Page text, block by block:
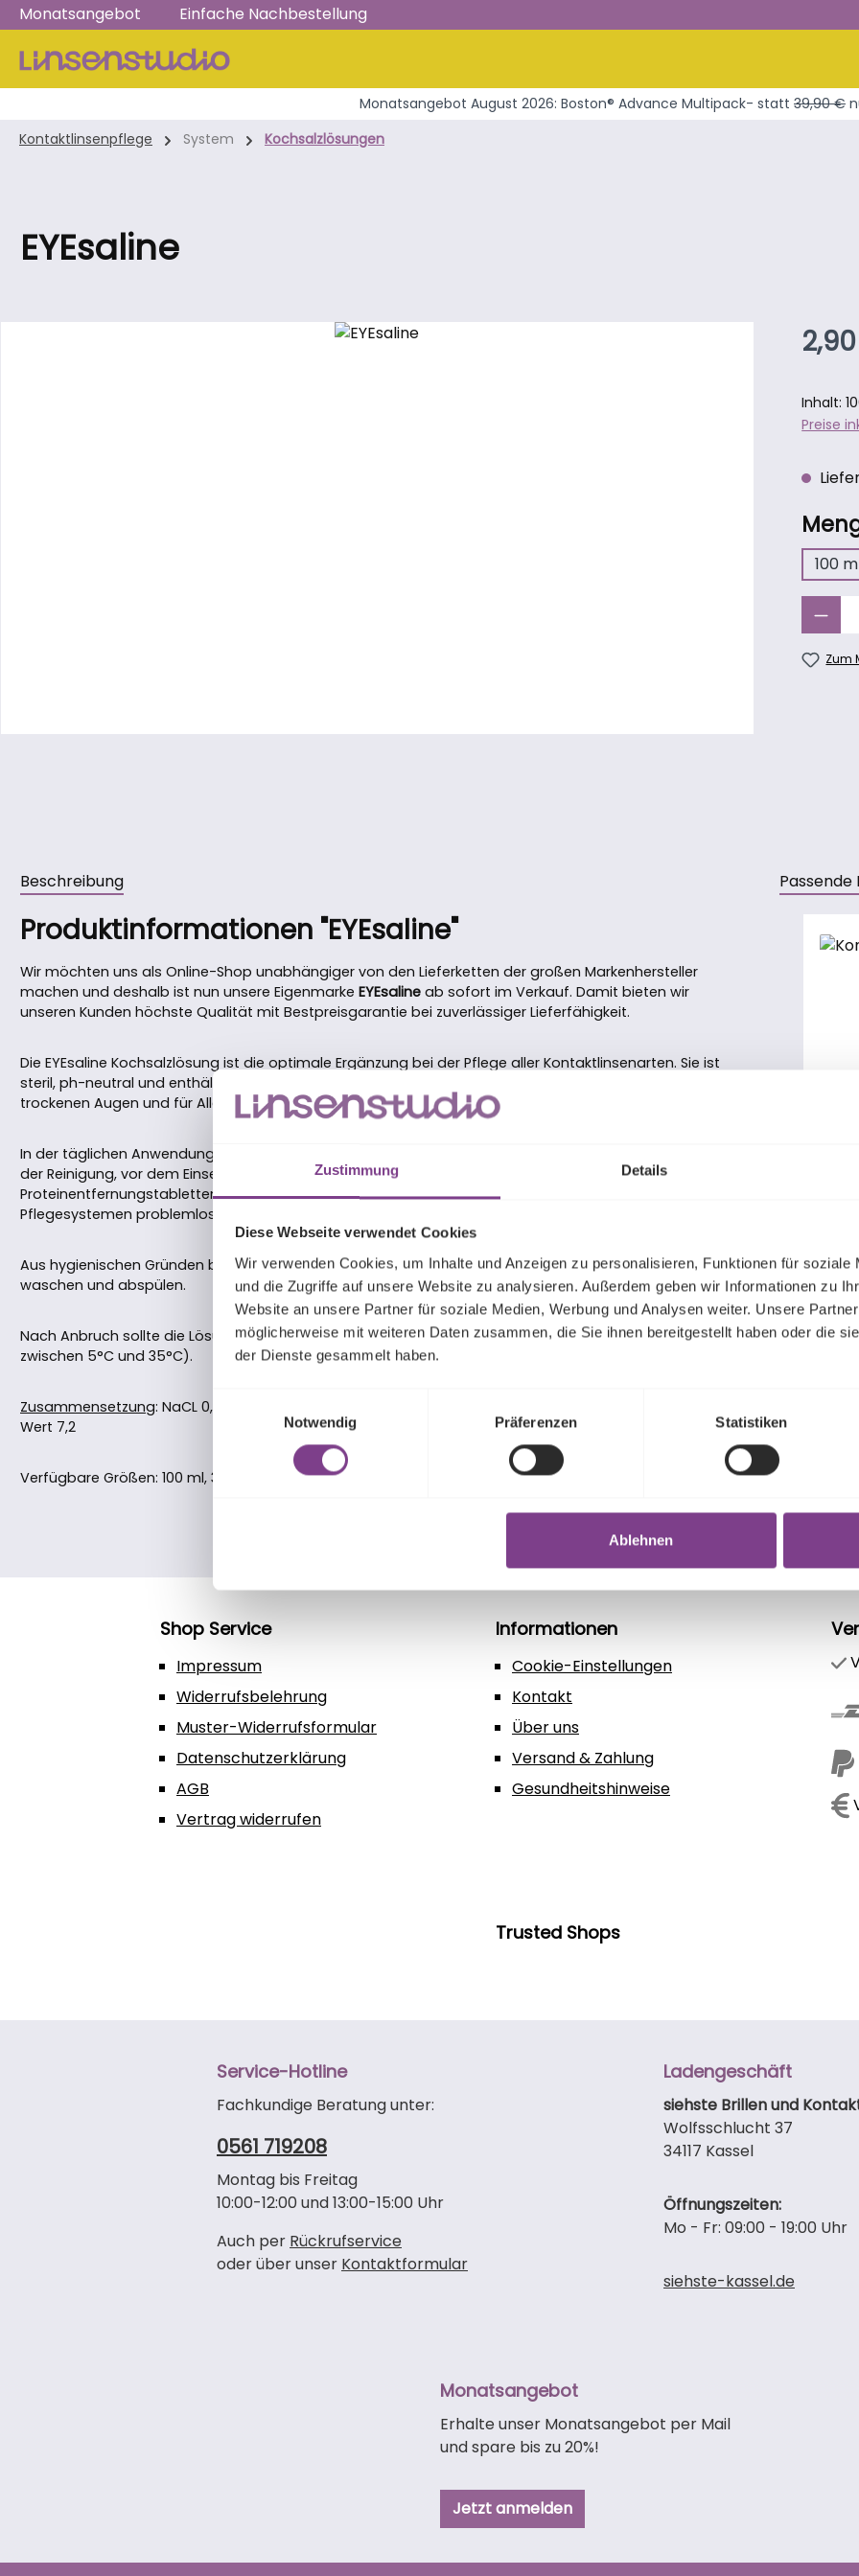
Zustimmung Details
Diese Webseite verwendet Cookies
Wir verwenden Cookies, um Inhalte und Anzeigen zu personalisieren, Funktionen für soziale
und die Zugriffe auf unsere Website zu analysieren. Außerdem geben wir Informationen zu
Website an unsere Partner für soziale Medien, Werbung und Analysen weiter. Unsere
möglicherweise mit weiteren Daten zusammen, die Sie ihnen bereitgestellt haben oder die
der Dienste gesammelt haben.
Notwendig
Präferenzen Statistiken
Ablehnen
Hauptinhalt springen
Zur Suche springen
Zur Hauptnavigation springen
Monatsangebot Einfache Nachbestellung
Monatsangebot August 2026: Boston® Advance Multipack- statt 39,90 €
Kontaktlinsenpflege
System Kochsalzlösungen
EYEsaline
Inhalt:
Preise
100
Zum
Beschreibung
Produktinformationen "EYEsaline"
Wir möchten uns als Online-Shop unabhängiger von den Lieferketten der großen Markenhersteller
machen und deshalb ist nun unsere Eigenmarke EYEsaline ab sofort im Verkauf. Damit bieten wir
unseren Kunden höchste Qualität mit Bestpreisgarantie bei zuverlässiger Lieferfähigkeit.
Die EYEsaline Kochsalzlösung ist die optimale Ergänzung bei der Pflege aller Kontaktlinsenarten. Sie ist
steril, ph-neutral und enthält
trockenen Augen und für Allergiker bestens verträglich.
In der täglichen Anwendung ist die Kochsalzlösung ideal zum abspülen der Kontaktlinsen vor und nach
der Reinigung, vor dem Einsetzen und zur kurzfristigen Aufbewahrung. Alle gängigen
Proteinentfernungstabletten können außerdem darin aufgelöst werden. Sie ist mit allen anderen
Pflegesystemen problemlos verwendbar.
Aus hygienischen Gründen bitte vor der Handhabung der Kontaktlinsen immer die Hände gründlich
waschen und abspülen.
Nach Anbruch sollte die Lösung innerhalb von 3 Monaten aufgebraucht werden (bei einer Lagerung
zwischen 5°C und 35°C).
Zusammensetzung: NaCL 0,75%, Natriumedetat (EDTA), in boratgepufferter, isotonischer Lösung, PH-
Wert 7,2
Verfügbare Größen: 100 ml, 360 ml
Shop Service
Impressum
Widerrufsbelehrung
Muster-Widerrufsformular
Datenschutzerklärung
AGB
Vertrag widerrufen
Informationen
Cookie-Einstellungen
Kontakt
Über uns
Versand & Zahlung
Gesundheitshinweise
Trusted Shops
Service-Hotline
Fachkundige Beratung unter:
0561 719208
Montag bis Freitag
10:00-12:00 und 13:00-15:00 Uhr
Auch per Rückrufservice
oder über unser Kontaktformular
Ladengeschäft
siehste Brillen und
Wolfsschlucht 37
34117 Kassel
Öffnungszeiten:
Mo - Fr: 09:00 - 19:00 Uhr
siehste-kassel.de
Monatsangebot
Erhalte unser Monatsangebot per Mail
und spare bis zu 20%!
Jetzt anmelden